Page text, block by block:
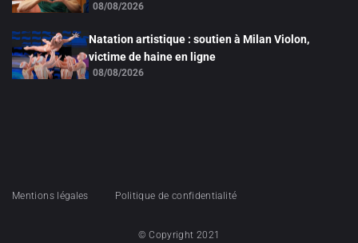
08/08/2026
Natation artistique : soutien à Milan Violon,
victime de haine en ligne
08/08/2026
Mentions légales Politique de confidentialité
© Copyright 2021